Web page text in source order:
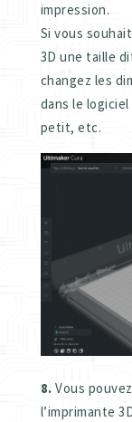
impression.
Si vous
3D une taille
changez les
dans le
petit, etc.
8. Vous
l’imprimante